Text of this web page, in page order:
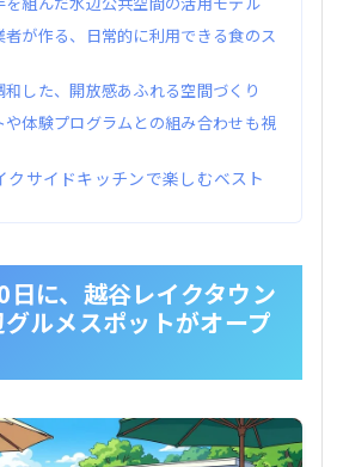
者が作る、日常的に利用できる食のス
和した、開放感あふれる空間づくり
や体験プログラムとの組み合わせも視
クサイドキッチンで楽しむベスト
ごし、味のバリエーションを堪能
ビティ前後に立ち寄りたい食の拠点
にかけての水辺で静かな食事時間
景色を堪能
すび専門店が注目されているの
ームの背景
に、越谷レイクタウン
ルメスポットがオープ